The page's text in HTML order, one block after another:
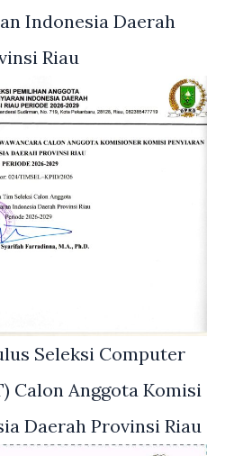
Indonesia Daerah
Riau
Seleksi Computer
Calon Anggota Komisi
Daerah Provinsi Riau